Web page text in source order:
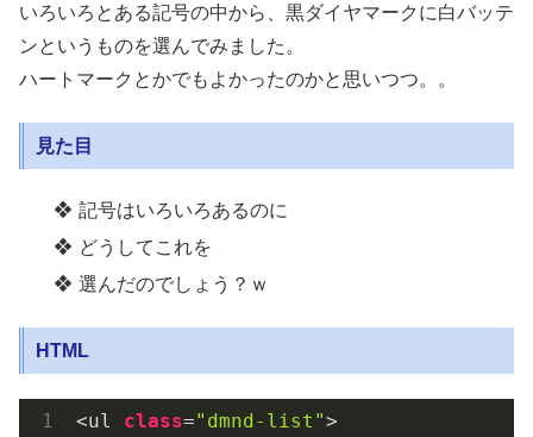
いろいろとある記号の中から、黒ダイヤマークに白バッテ
ンというものを選んでみました。
ハートマークとかでもよかったのかと思いつつ。。
見た目
記号はいろいろあるのに
どうしてこれを
選んだのでしょう？ｗ
HTML
<ul class="dmnd-list">